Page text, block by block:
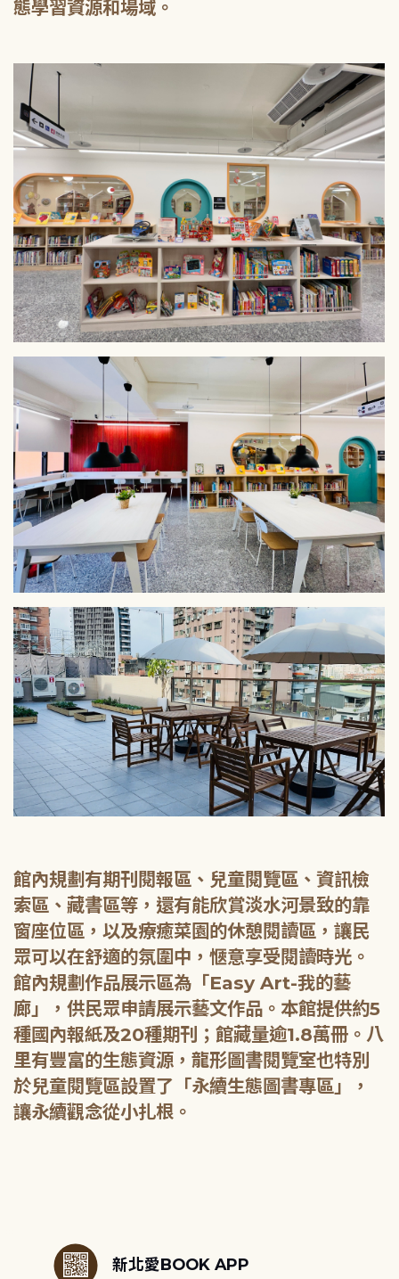
館內規劃有期刊閱報區、兒童閱覽區、資訊檢
索區、藏書區等，還有能欣賞淡水河景致的靠
窗座位區，以及療癒菜園的休憩閱讀區，讓民
眾可以在舒適的氛圍中，愜意享受閱讀時光。
館內規劃作品展示區為「Easy Art-我的藝
廊」，供民眾申請展示藝文作品。本館提供約5
種國內報紙及20種期刊；館藏量逾1.8萬冊。八
里有豐富的生態資源，龍形圖書閱覽室也特別
於兒童閱覽區設置了「永續生態圖書專區」，
新北愛BOOK APP